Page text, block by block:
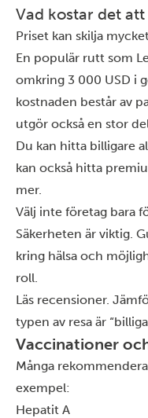
Vad kostar det
Priset kan skilja
En populär rutt som
omkring 3 000 USD i
kostnaden består av
utgör också en stor
Du kan hitta billigare
kan också hitta
mer.
Välj inte företag bara
Säkerheten är viktig.
kring hälsa och
roll.
Läs recensioner.
typen av resa är
Vaccinationer
Många
exempel:
Hepatit A